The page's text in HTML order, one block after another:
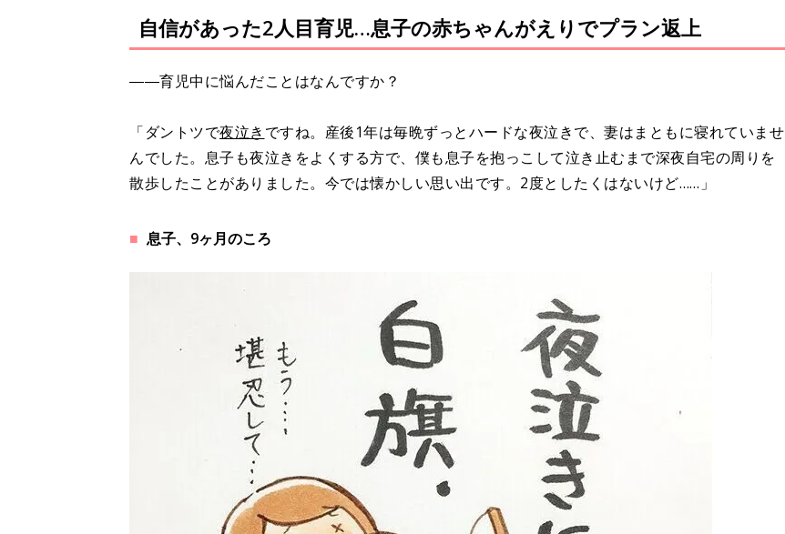
M
u
自信があった2人目育児…息子の赤ちゃんがえりでプラン返上
――育児中に悩んだことはなんですか？
「ダントツで夜泣き ですね。産後1年は毎晩ずっとハードな夜泣きで、妻はまともに寝れていませ
んでした。息子も夜泣きをよくする方で、僕も息子を抱っこして泣き止むまで深夜自宅の周りを
散歩したことがありました。今では懐かしい思い出です。2度としたくはないけど……」
息子、9ヶ月のころ